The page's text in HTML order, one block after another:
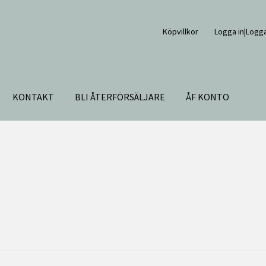
Köpvillkor Logga
KONTAKT BLI ÅTERFÖRSÄLJARE ÅF KONTO